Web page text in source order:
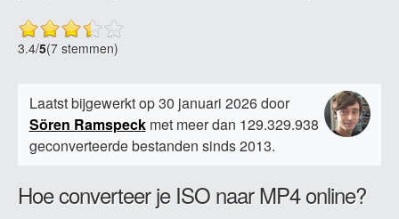
3.4/5(7 stemmen)
Laatst bijgewerkt op 30 januari 2026 door
Sören Ramspeckmet meer dan 129.329.938
geconverteerde bestanden sinds 2013.
Hoe converteer je ISO naar MP4 online?